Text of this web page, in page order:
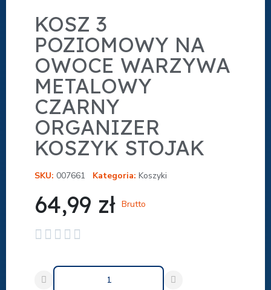
KOSZ 3
POZIOMOWY NA
OWOCE WARZYWA
METALOWY
CZARNY
ORGANIZER
KOSZYK STOJAK
SKU 007661 Kategoria Koszyki
64,99 zł Brutto
    